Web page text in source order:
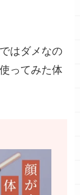
はダメなの
ってみた体